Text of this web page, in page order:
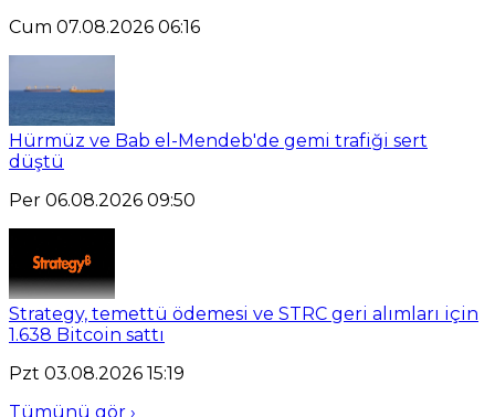
Cum 07.08.2026 06:16
Hürmüz ve Bab el-Mendeb'de gemi trafiği sert
düştü
Per 06.08.2026 09:50
Strategy, temettü ödemesi ve STRC geri alımları için
1.638 Bitcoin sattı
Pzt 03.08.2026 15:19
Tümünü gör ›